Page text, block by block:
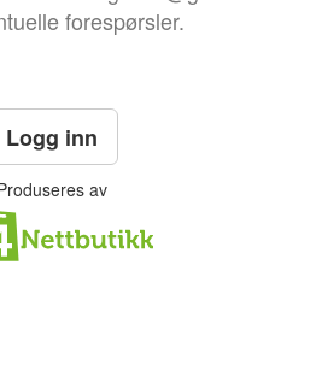
forespørsler.
Logg inn
av